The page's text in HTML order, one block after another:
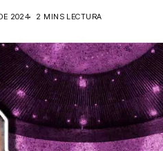
2024 2 MINS LECTURA